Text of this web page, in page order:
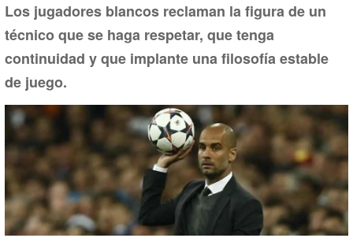
Los jugadores blancos reclaman la figura de un
técnico que se haga respetar, que tenga
continuidad y que implante una filosofía estable
de juego.